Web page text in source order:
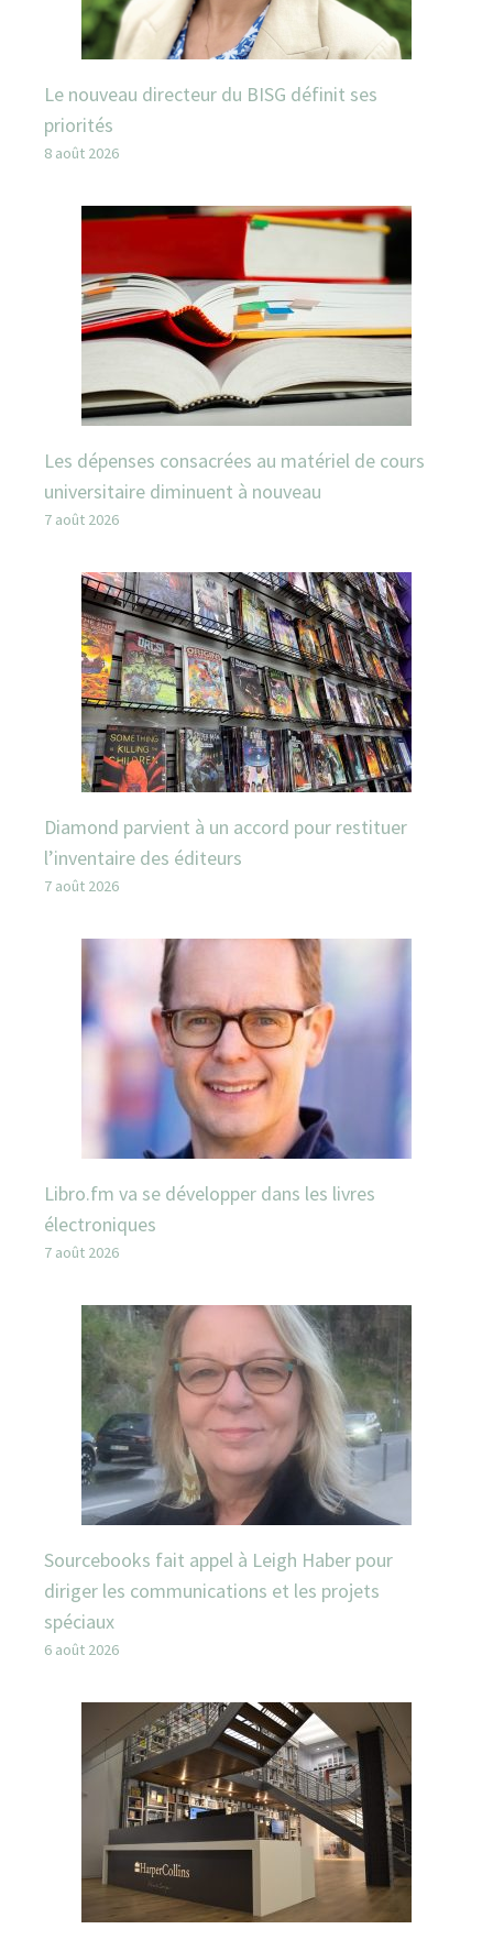
Le nouveau directeur du BISG définit ses
priorités
8 août 2026
Les dépenses consacrées au matériel de cours
universitaire diminuent à nouveau
7 août 2026
Diamond parvient à un accord pour restituer
l’inventaire des éditeurs
7 août 2026
Libro.fm va se développer dans les livres
électroniques
7 août 2026
Sourcebooks fait appel à Leigh Haber pour
diriger les communications et les projets
spéciaux
6 août 2026